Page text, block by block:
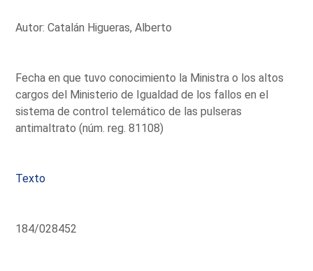
Autor: Catalán Higueras, Alberto
Fecha en que tuvo conocimiento la Ministra o los altos
cargos del Ministerio de Igualdad de los fallos en el
sistema de control telemático de las pulseras
antimaltrato (núm. reg. 81108)
Texto
184/028452